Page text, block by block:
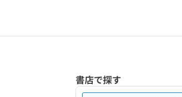
書店で探す